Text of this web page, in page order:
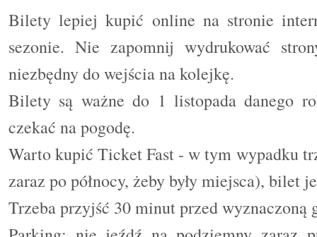
Bilety lepiej kupić online na stronie
sezonie. Nie zapomnij wydrukować
niezbędny do wejścia na kolejkę.
Bilety są ważne do 1 listopada danego
czekać na pogodę.
Warto kupić Ticket Fast - w tym wypadku
zaraz po północy, żeby były miejsca), bilet
Trzeba przyjść 30 minut przed